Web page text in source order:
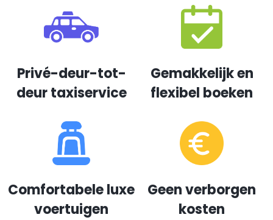
Privé-deur-tot-
deur taxiservice
Gemakkelijk en
flexibel boeken
Comfortabele luxe
voertuigen
Geen verborgen
kosten